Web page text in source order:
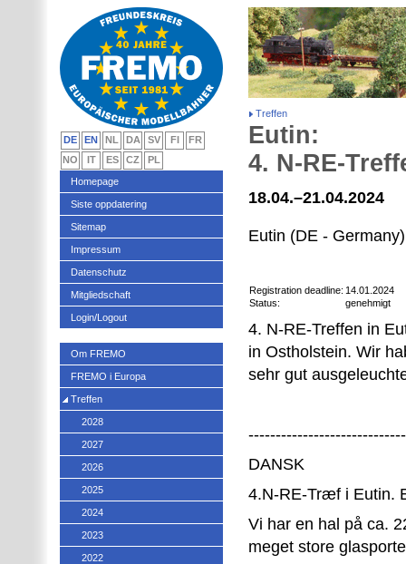
Treffen
Eutin:
4. N-RE-
18.04.–21.04.2024
Eutin (DE - Germany)
Registration deadline: 14.01.2024
Status:
genehmigt
4. N-RE-Treffen in
in Ostholstein. Wir
sehr gut
DANSK
4.N-RE-Træf i Eutin.
Vi har en hal på ca.
meget store
DE EN NL DA SV FI
FR
NO
IT ES CZ
PL
Homepage
Siste oppdatering
Sitemap
Impressum
Datenschutz
Mitgliedschaft
Login/Logout
Om FREMO
FREMO i Europa
Treffen
2028
2027
2026
2025
2024
2023
2022